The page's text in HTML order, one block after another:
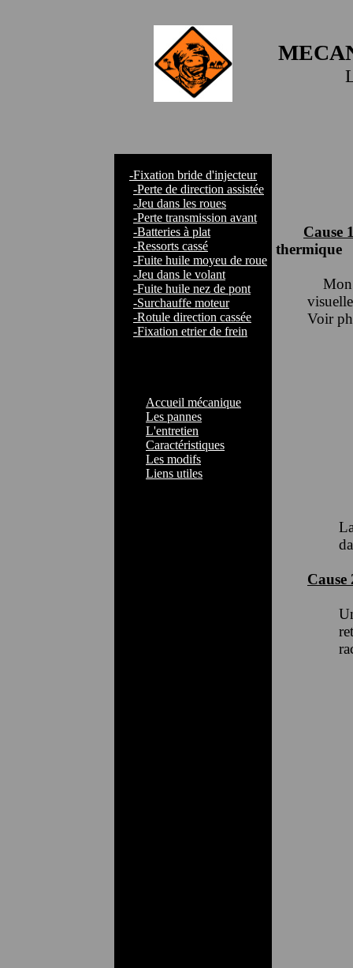
-Fixation bride d'injecteur
-Perte de direction assistée
-Jeu dans les roues
-Perte transmission avant
-Batteries à plat
-Ressorts cassé
-Fuite huile moyeu de roue
-Jeu dans le volant
-Fuite huile nez de pont
-Surchauffe moteur
-Rotule direction cassée
-Fixation etrier de frein
Accueil mécanique
Les pannes
L'entretien
Caractéristiques
Les modifs
Liens utiles
Cause
thermique
Mon
Voir
Cause